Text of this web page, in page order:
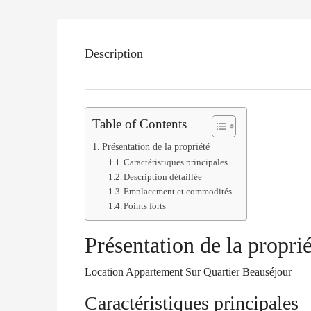
Description
Table of Contents
Présentation de la propriété
Caractéristiques principales
Description détaillée
Emplacement et commodités
Points forts
Présentation de la
Location Appartement Sur Quartier Beauséjour
Caractéristiques principales